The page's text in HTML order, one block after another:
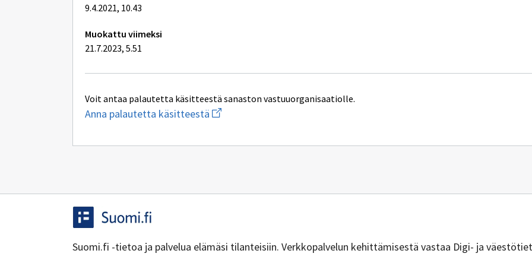
9.4.2021, 10.43
Muokattu viimeksi
21.7.2023, 5.51
Voit antaa palautetta käsitteestä sanaston vastuuorganisaatiolle.
Anna palautetta käsitteestä Aloita
uuden
kirjoitus
Suomi.fi -tietoa ja palvelua elämäsi tilanteisiin. Verkkopalvelun kehittämisestä vastaa Digi- ja